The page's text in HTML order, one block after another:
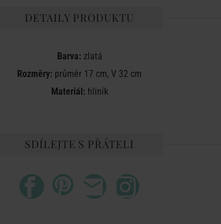
DETAILY PRODUKTU
Barva:zlatá
Rozměry: průměr 17 cm, V 32 cm
Materiál:hliník
SDÍLEJTE S PŘÁTELI